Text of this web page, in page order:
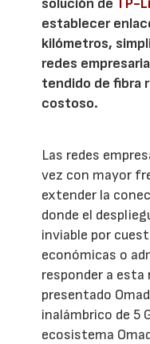
solución de TP-
establecer
kilómetros,
redes
tendido de fibra
costoso.
Las redes
vez con mayor
extender la
donde el
inviable por
económicas o
responder a esta
presentado
inalámbrico de 5
ecosistema